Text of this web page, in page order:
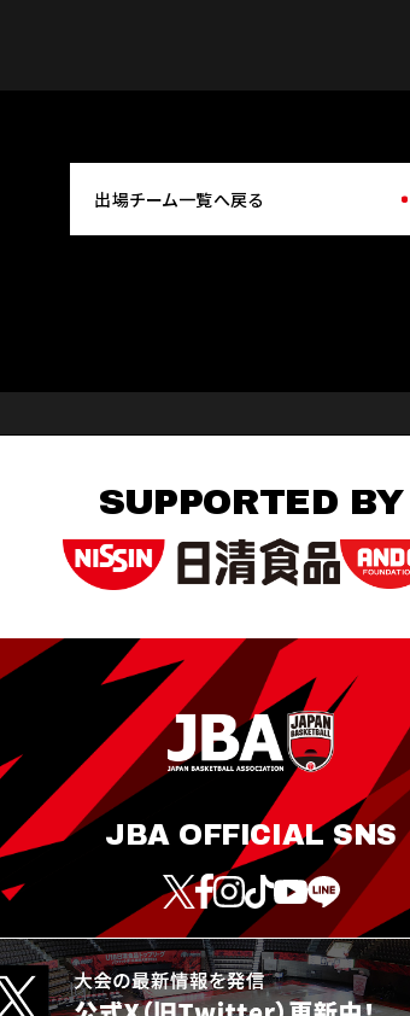
出場チーム一覧へ戻る
SUPPORTED BY
JBA OFFICIAL SNS